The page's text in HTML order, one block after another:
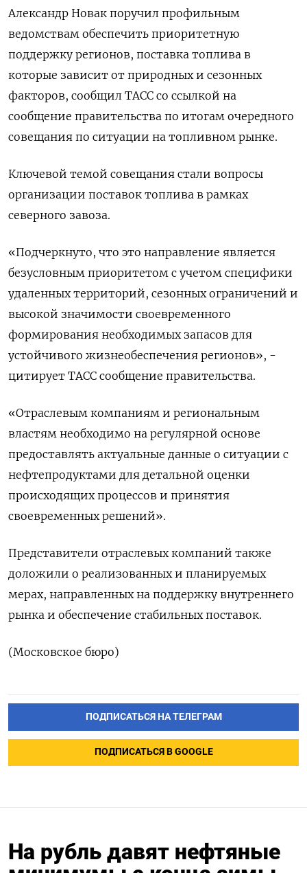
Александр Новак поручил профильным
ведомствам обеспечить ‌приоритетную
поддержку регионов, поставка топлива в
которые зависит от природных и сезонных
факторов, ​сообщил ​ТАСС ​со ссылкой на
⁠сообщение правительства по ‌итогам очередного
совещания ‌по ситуации на топливном рынке.
Ключевой темой совещания ​стали вопросы
организации ‌поставок топлива в рамках
северного завоза.
«Подчеркнуто, ​что это направление является
‌безусловным приоритетом с учетом специфики
удаленных территорий, сезонных ограничений и
высокой ​значимости ​своевременного
формирования необходимых ‌запасов для
устойчивого жизнеобеспечения ​регионов», -
цитирует ТАСС сообщение правительства.
«Отраслевым компаниям и региональным
властям необходимо на регулярной основе
предоставлять актуальные данные о ситуации с
нефтепродуктами для ​детальной оценки
⁠происходящих процессов и принятия
своевременных решений».
Представители отраслевых ‌компаний также
доложили о реализованных ‌и планируемых
мерах, направленных на ​поддержку внутреннего
рынка и обеспечение ‌стабильных поставок.
(Московское бюро)
ПОДПИСАТЬСЯ НА ТЕЛЕГРАМ
ПОДПИСАТЬСЯ В GOOGLE
На рубль давят нефтяные